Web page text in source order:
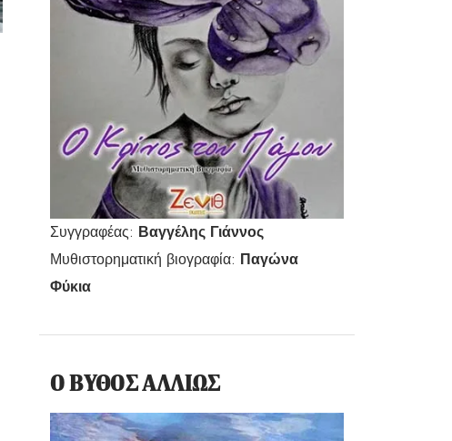
Συγγραφέας: Βαγγέλης Γιάννος
Μυθιστορηματική βιογραφία: Παγώνα
Φύκια
Ο ΒΥΘΟΣ ΑΛΛΙΩΣ